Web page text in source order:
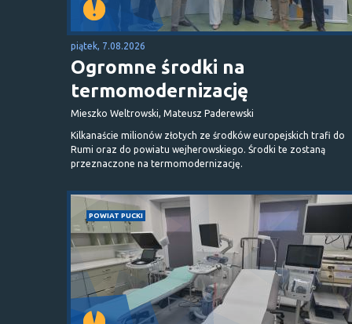
piątek, 7.08.2026
Ogromne środki na
termomodernizację
Mieszko Weltrowski, Mateusz Paderewski
Kilkanaście milionów złotych ze środków europejskich trafi do
Rumi oraz do powiatu wejherowskiego. Środki te zostaną
przeznaczone na termomodernizację.
POWIAT PUCKI